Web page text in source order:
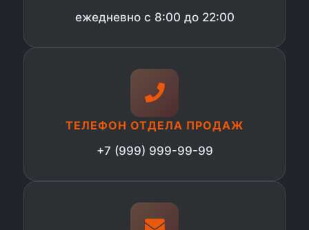
ежедневно с 8:00 до 22:00
ТЕЛЕФОН ОТДЕЛА ПРОДАЖ
+7 (999) 999-99-99